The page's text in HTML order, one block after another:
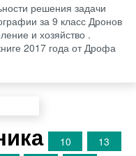
решения задачи
за 9 класс Дронов
и хозяйство .
2017 года от Дрофа
10
13